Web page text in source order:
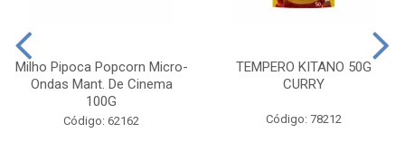
Milho Pipoca Popcorn Micro-
Ondas Mant. De Cinema
100G
Código: 62162
TEMPERO KITANO 50G
CURRY
Código: 78212